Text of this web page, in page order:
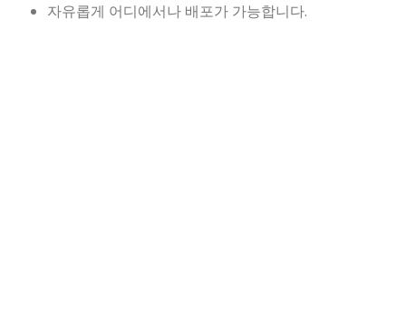
자유롭게 어디에서나 배포가 가능합니다.